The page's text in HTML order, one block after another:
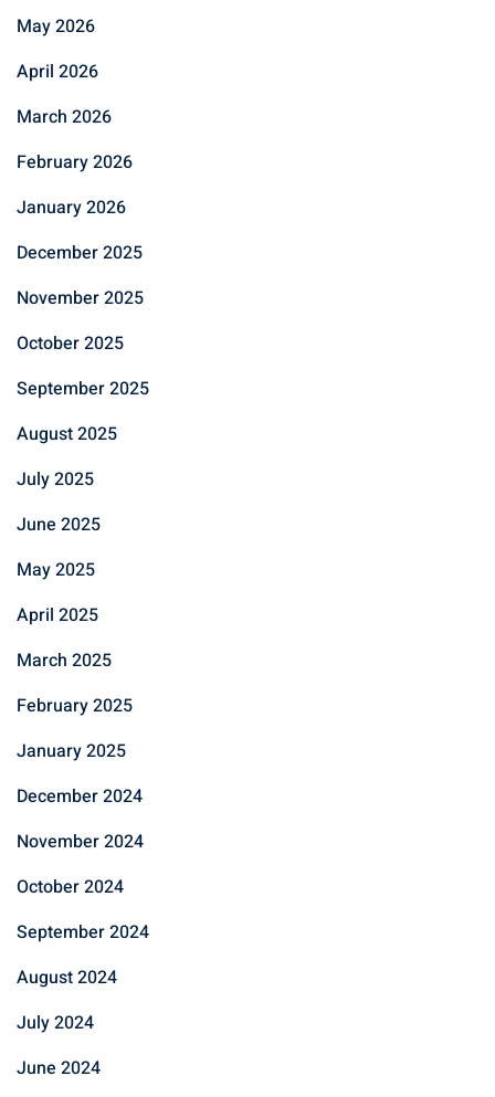
May 2026
April 2026
March 2026
February 2026
January 2026
December 2025
November 2025
October 2025
September 2025
August 2025
July 2025
June 2025
May 2025
April 2025
March 2025
February 2025
January 2025
December 2024
November 2024
October 2024
September 2024
August 2024
July 2024
June 2024